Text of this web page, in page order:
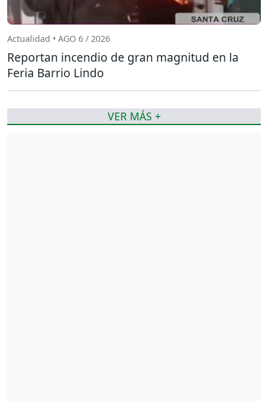
Actualidad • AGO 6 / 2026
Reportan incendio de gran magnitud en la
Feria Barrio Lindo
VER MÁS +